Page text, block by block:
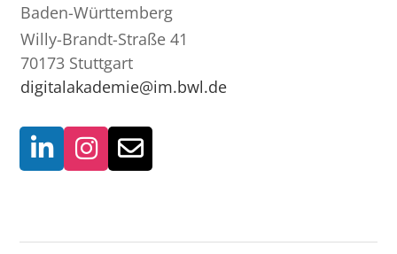
Baden-Württemberg
Willy-Brandt-Straße 41
70173 Stuttgart
digitalakademie@im.bwl.de